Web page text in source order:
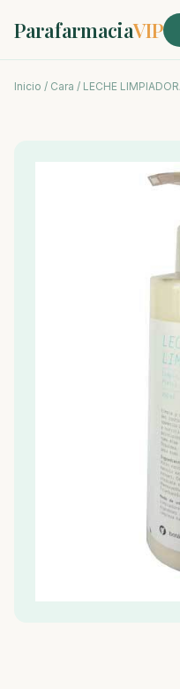
ParafarmaciaVIP
Inicio / Cara / LECHE